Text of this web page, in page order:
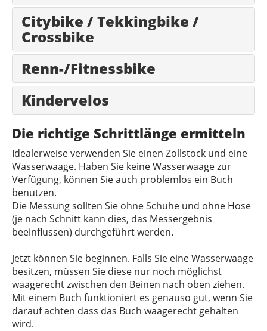
Citybike / Tekkingbike /
Crossbike
Renn-/Fitnessbike
Kindervelos
Die richtige Schrittlänge ermitteln
Idealerweise verwenden Sie einen Zollstock und eine
Wasserwaage. Haben Sie keine Wasserwaage zur
Verfügung, können Sie auch problemlos ein Buch
benutzen.
Die Messung sollten Sie ohne Schuhe und ohne Hose
(je nach Schnitt kann dies, das Messergebnis
beeinflussen) durchgeführt werden.
Jetzt können Sie beginnen. Falls Sie eine Wasserwaage
besitzen, müssen Sie diese nur noch möglichst
waagerecht zwischen den Beinen nach oben ziehen.
Mit einem Buch funktioniert es genauso gut, wenn Sie
darauf achten dass das Buch waagerecht gehalten
wird.